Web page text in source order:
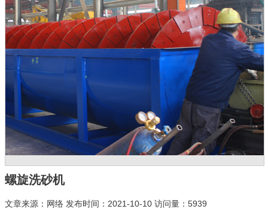
螺旋洗砂机
文章来源：网络 发布时间：2021-10-10 访问量：5939